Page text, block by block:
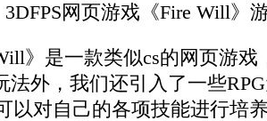
3DFPS网页游戏《Fire Will》
是一款类似cs的网页游戏
法外，我们还引入了一些
以对自己的各项技能进行培